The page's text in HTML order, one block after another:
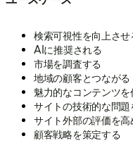
検索可視性を向上させ
AIに推奨される
市場を調査する
地域の顧客とつながる
魅力的なコンテンツを
サイトの技術的な問題
サイト外部の評価を高
顧客戦略を策定する